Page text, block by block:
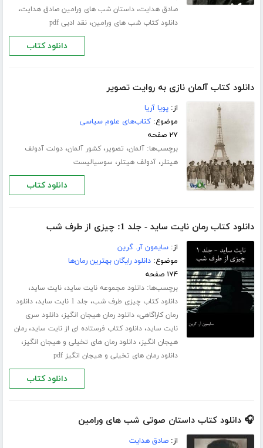
صادق هدایت،داستان شب های ورامین صادق هدایت،
دانلود کتاب شب های ورامین،نقد ادبی pdf
دانلود کتاب
دانلود کتاب آلمان نازی به روایت تصویر
از:پویا آریا
موضوع:کتاب‌های علوم سیاسی
۲۷ صفحه
برچسب‌ها:آلمان، تصویر،کشور آلمان،دولت آدولف
هیتلر،آدولف هیتلر، سوسیالیست
دانلود کتاب
دانلود کتاب رمان نایت ساید - جلد 1: چیزی از طرف شب
از:سایمون آر. گرین
موضوع:دانلود رایگان بهترین رمان‌ها
۱۷۴ صفحه
برچسب‌ها:دانلود مجموعه نایت ساید،نایت ساید،
دانلود کتاب چیزی طرف شب، جلد 1 نایت ساید ،دانلود
رمان کاراگاهی،دانلود رمان هیجان انگیز،دانلود سری
نایت ساید،دانلود کتاب فرستاده ای از نایت ساید،رمان
هیجان انگیز،دانلود رمان های تخیلی و هیجان انگیز،
دانلود رمان های تخیلی و هیجان انگیز pdf
دانلود کتاب
🎧 دانلود کتاب داستان صوتی شب های ورامین
از:صادق هدایت